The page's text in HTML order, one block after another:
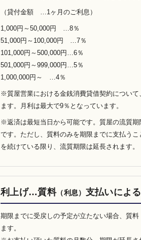
（貸付金額 …1ヶ月のご利息）
1,000円～50,000円 …8％
51,000円～100,000円 …7％
101,000円～500,000円…6％
501,000円～999,000円…5％
1,000,000円～ …4％
※質屋営業における金銭消費貸借契約につい
ます。月利は最大で9％となっています。
※返済は最短当日から可能です。質屋の流質
です。ただし、質料のみを期限までに支払う
を続けている限り、流質期限は延長されます。
利上げ…質料（利息） 支払いによ
期限までに受戻しの予定が立たない場合、質
ます。